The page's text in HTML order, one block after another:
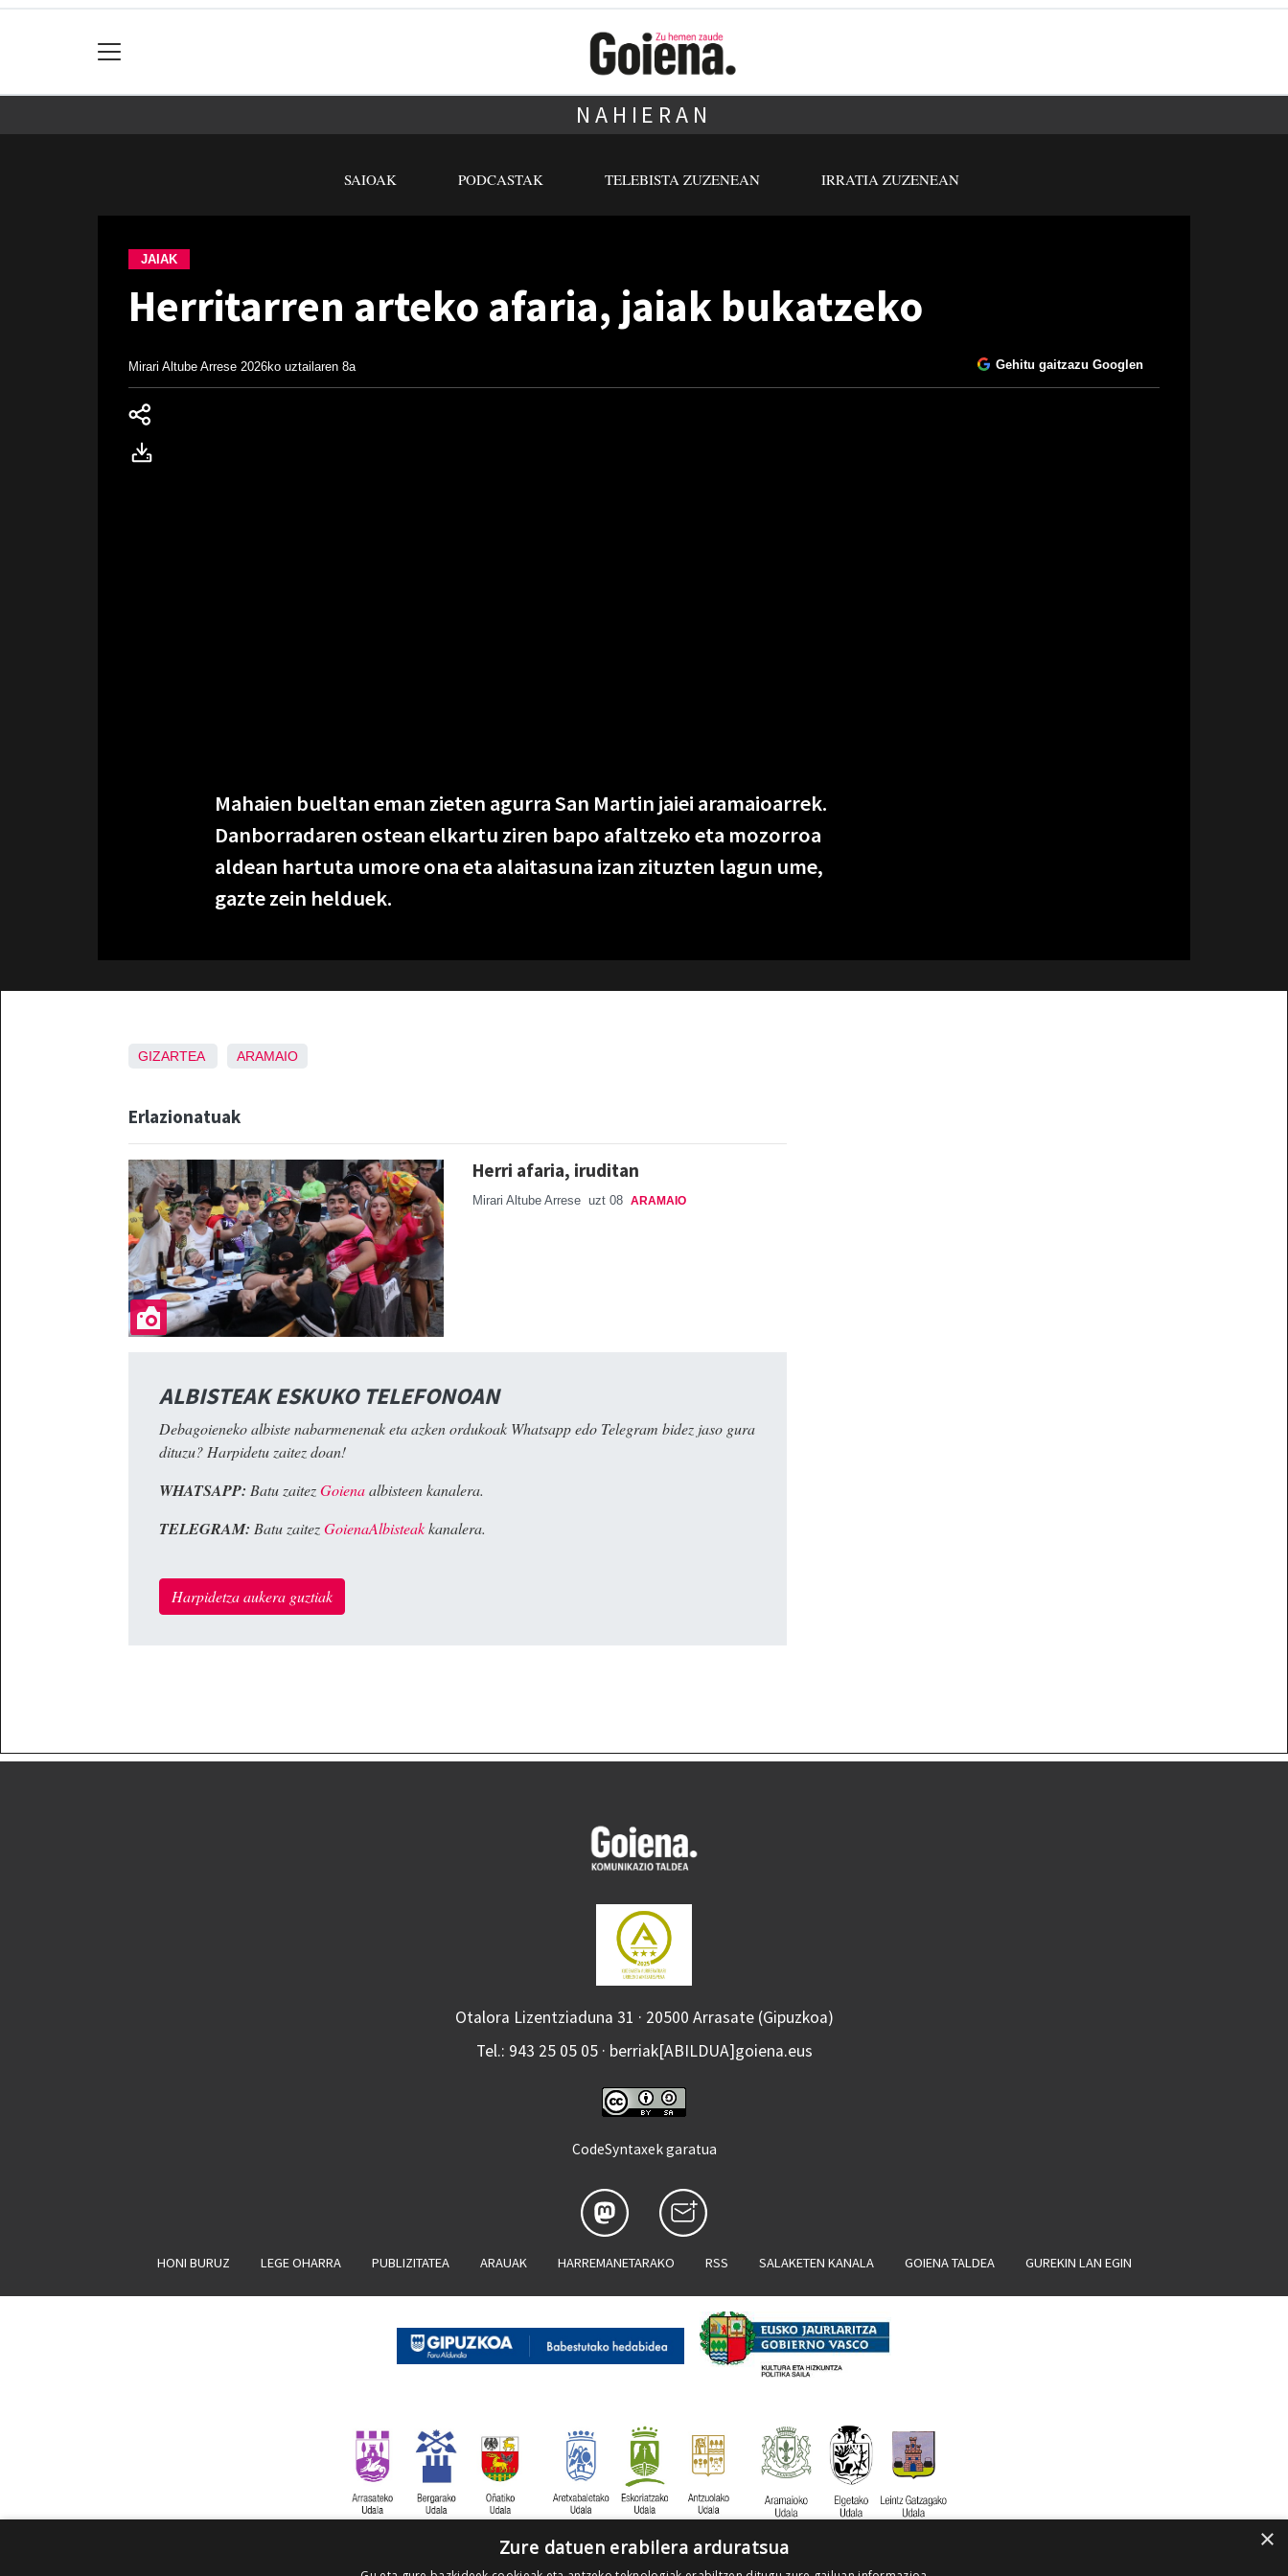
NAHIERAN
SAIOAK PODCASTAK TELEBISTA ZUZENEAN IRRATIA ZUZENEAN
JAIAK
Herritarren arteko afaria, jaiak bukatzeko
Mirari Altube Arrese 2026ko uztailaren 8a Gehitu gaitzazu Googlen
Mahaien bueltan eman zieten agurra San Martin jaiei aramaioarrek.
Danborradaren ostean elkartu ziren bapo afaltzeko eta mozorroa
aldean hartuta umore ona eta alaitasuna izan zituzten lagun ume,
gazte zein helduek.
GIZARTEA ARAMAIO
Erlazionatuak
Herri afaria, iruditan
Mirari Altube Arrese uzt 08 ARAMAIO
ALBISTEAK ESKUKO TELEFONOAN
Debagoieneko albiste nabarmenenak eta azken ordukoak Whatsapp edo Telegram bidez jaso gura
dituzu? Harpidetu zaitez doan!
WHATSAPP: Batu zaitezGoienaalbisteen kanalera.
TELEGRAM: Batu zaitezGoienaAlbisteakkanalera.
Harpidetza aukera guztiak
Otalora Lizentziaduna 31 · 20500 Arrasate (Gipuzkoa)
Tel.: 943 25 05 05 · berriak[ABILDUA]goiena.eus
CodeSyntaxek garatua
HONI BURUZ LEGE OHARRA PUBLIZITATEA ARAUAK HARREMANETARAKO RSS SALAKETEN KANALA GOIENA TALDEA GUREKIN LAN EGIN
×
Zure datuen erabilera arduratsua